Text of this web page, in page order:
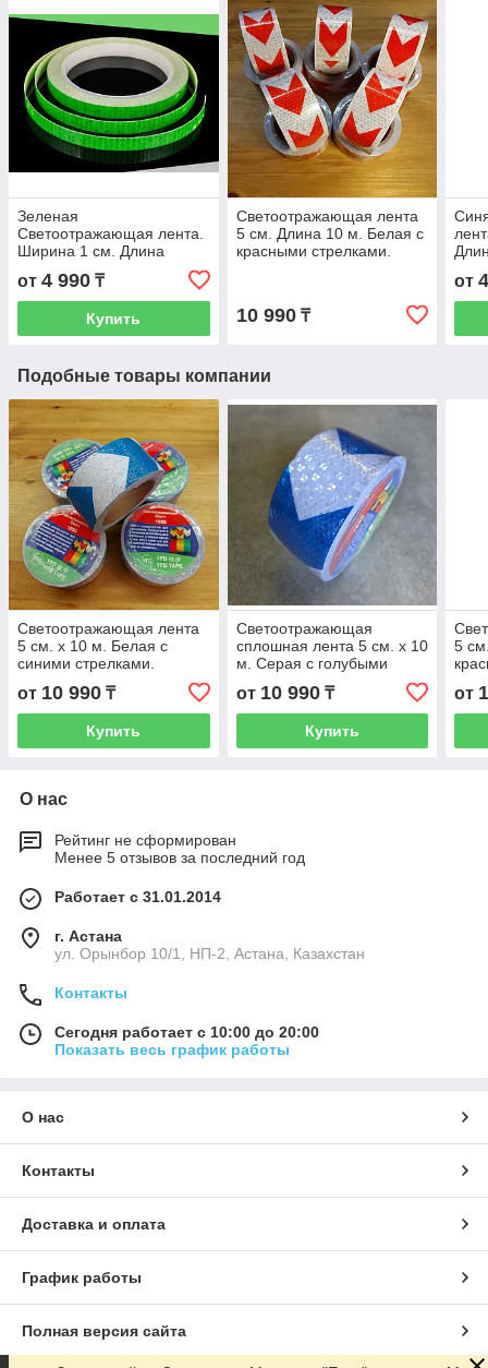
Зеленая
Светоотражающая лента.
Ширина 1 см. Длина
(намотка) 8 м.
Самоклеящаяся,
световозвращающая
от 4 990 ₸
Купить
Светоотражающая лента
5 см. Длина 10 м. Белая с
красными стрелками.
наклейка
10 990₸
от
Подобные товары компании
Светоотражающая лента
5 см. x 10 м. Белая с
синими стрелками.
водостойкая наклейка.
Скотч.
от 10 990 ₸
Купить
Светоотражающая
сплошная лента 5 см. x 10
м. Серая с голубыми
Самоклеящаяся,
водостойкая наклейка.
от 10 990₸
Купить
5
от
О нас
Рейтинг не сформирован
Менее 5 отзывов за последний год
Работает с 31.01.2014
г. Астана
ул. Орынбор 10/1, НП-2, Астана, Казахстан
Контакты
Сегодня работает с 10:00 до 20:00
Показать весь график работы
О нас
Контакты
Доставка и оплата
График работы
Полная версия сайта